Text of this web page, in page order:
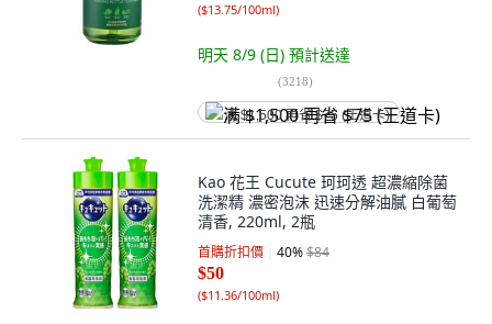
($13.75/100ml)
明天 8/9 (日) 預計送達
(3218)
满 $1,500 再省 $75 (王道卡)
Kao 花王 Cucute 珂珂透 超濃縮除菌
洗潔精 濃密泡沫 迅速分解油膩 白葡萄
清香, 220ml, 2瓶
首購折扣價 40%$84
$50
($11.36/100ml)